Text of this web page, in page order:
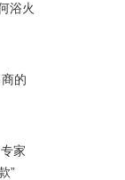
浴火
的
家
”